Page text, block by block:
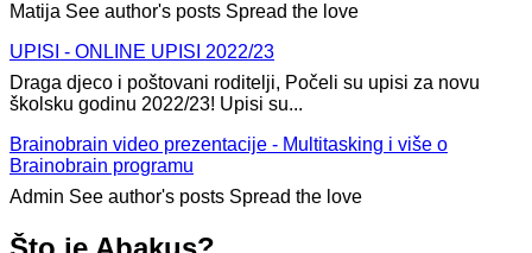
Matija See author's posts Spread the love
UPISI - ONLINE UPISI 2022/23
Draga djeco i poštovani roditelji, Počeli su upisi za novu
školsku godinu 2022/23! Upisi su...
Brainobrain video prezentacije - Multitasking i više o
Brainobrain programu
Admin See author's posts Spread the love